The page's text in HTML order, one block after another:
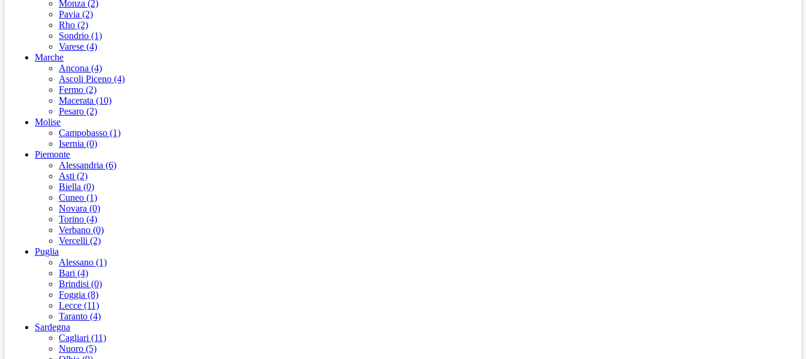
Monza (2)
Pavia (2)
Rho (2)
Sondrio (1)
Varese (4)
Marche
Ancona (4)
Ascoli Piceno (4)
Fermo (2)
Macerata (10)
Pesaro (2)
Molise
Campobasso (1)
Isernia (0)
Piemonte
Alessandria (6)
Asti (2)
Biella (0)
Cuneo (1)
Novara (0)
Torino (4)
Verbano (0)
Vercelli (2)
Puglia
Alessano (1)
Bari (4)
Brindisi (0)
Foggia (8)
Lecce (11)
Taranto (4)
Sardegna
Cagliari (11)
Nuoro (5)